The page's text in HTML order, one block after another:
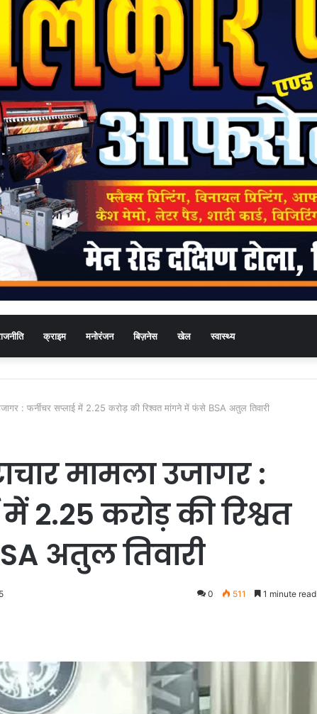
क्राइम मनोरंजन बिज़नेस खेल स्वास्थ्य
: फर्नीचर सप्लाई में 2.25 करोड़ की रिश्वत मांगने में फंसे BSA अतुल तिवारी
मामला उजागर :
2.25 करोड़ की रिश्वत
अतुल तिवारी
0 511 1 minute read